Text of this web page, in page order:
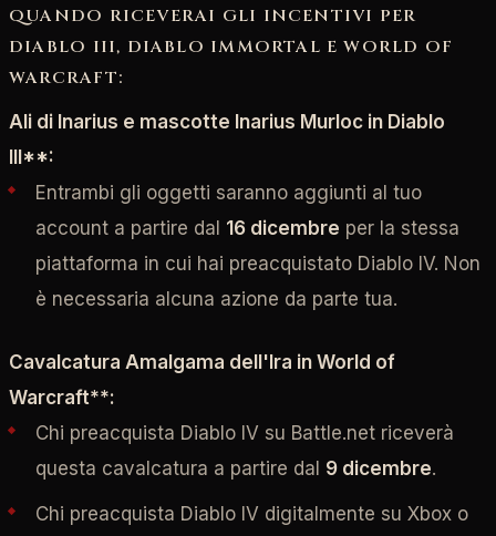
QUANDO RICEVERAI GLI INCENTIVI PER
DIABLO III, DIABLO IMMORTAL E WORLD OF
WARCRAFT:
Ali di Inarius e mascotte Inarius Murloc in Diablo
III**:
Entrambi gli oggetti saranno aggiunti al tuo
account a partire dal 16 dicembre per la stessa
piattaforma in cui hai preacquistato Diablo IV. Non
è necessaria alcuna azione da parte tua.
Cavalcatura Amalgama dell'Ira in World of
Warcraft**:
Chi preacquista Diablo IV su Battle.net riceverà
questa cavalcatura a partire dal 9 dicembre.
Chi preacquista Diablo IV digitalmente su Xbox o